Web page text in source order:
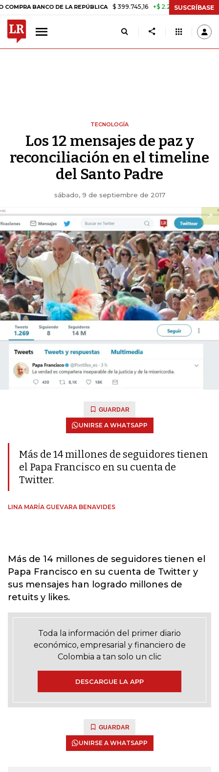
BANCO DE LA REPÚBLICA $ 399.745,16 +$ 2.295,71 +0,58%
SUSCRÍBASE
TECNOLOGÍA
Los 12 mensajes de paz y
reconciliación en el timeline
del Santo Padre
sábado, 9 de septiembre de 2017
GUARDAR
UNIRSE A WHATSAPP
Más de 14 millones de seguidores tienen
el Papa Francisco en su cuenta de
Twitter.
LINA MARÍA GUEVARA BENAVIDES
Más de 14 millones de seguidores tienen el
Papa Francisco en su cuenta de Twitter y
sus mensajes han logrado millones de
retuits y likes.
Toda la información del primer diario
económico, empresarial y financiero de
Colombia a tan solo un clic
DESCARGUE LA APP
GUARDAR
UNIRSE A WHATSAPP